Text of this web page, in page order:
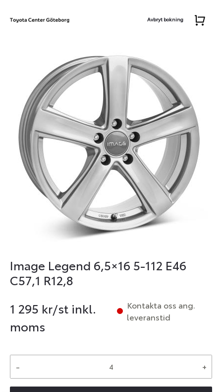
Avbryt bokning
Image Legend 6,5×16 5-112 E46
C57,1 R12,8
1 295 kr/st inkl.
moms
Kontakta oss ang.
leveranstid
- +